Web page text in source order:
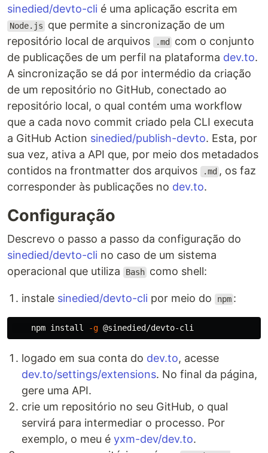
sinedied/devto-cli é uma aplicação escrita em
Node.js
que permite a sincronização de um
repositório local de arquivos
.md
com o conjunto
de publicações de um perfil na plataforma dev.to.
A sincronização se dá por intermédio da criação
de um repositório no GitHub, conectado ao
repositório local, o qual contém uma workflow
que a cada novo commit criado pela CLI executa
a GitHub Action sinedied/publish-devto. Esta, por
sua vez, ativa a API que, por meio dos metadados
contidos na frontmatter dos arquivos
.md , os faz
corresponder às publicações no dev.to.
Configuração
Descrevo o passo a passo da configuração do
sinedied/devto-cli no caso de um sistema
operacional que utiliza
Bash como shell:
instale sinedied/devto-cli por meio do npm :
    npm
install -g
logado em sua conta do dev.to, acesse
dev.to/settings/extensions. No final da página,
gere uma API.
crie um repositório no seu GitHub, o qual
servirá para intermediar o processo. Por
exemplo, o meu é yxm-dev/dev.to.